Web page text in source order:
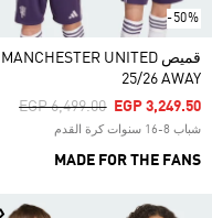
-50%
قميص MANCHESTER UNITED
25/26 AWAY
Price Reduced From
EGP 6,499.00ToEGP 3,249.50
شباب 8-16 سنوات كرة القدم
MADE FOR THE FANS